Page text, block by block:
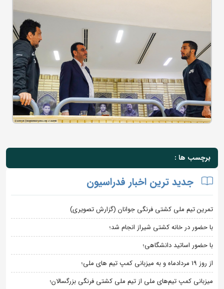
برچسب ها :
جدید ترین اخبار فدراسیون
تمرین تیم ملی کشتی فرنگی جوانان (گزارش تصویری)
با حضور در خانه کشتی شیراز انجام شد؛
با حضور اساتید دانشگاهی؛
از روز 19 مردادماه و به میزبانی کمپ تیم های ملی؛
میزبانی کمپ تیم‌های ملی از تیم ملی کشتی فرنگی بزرگسالان؛